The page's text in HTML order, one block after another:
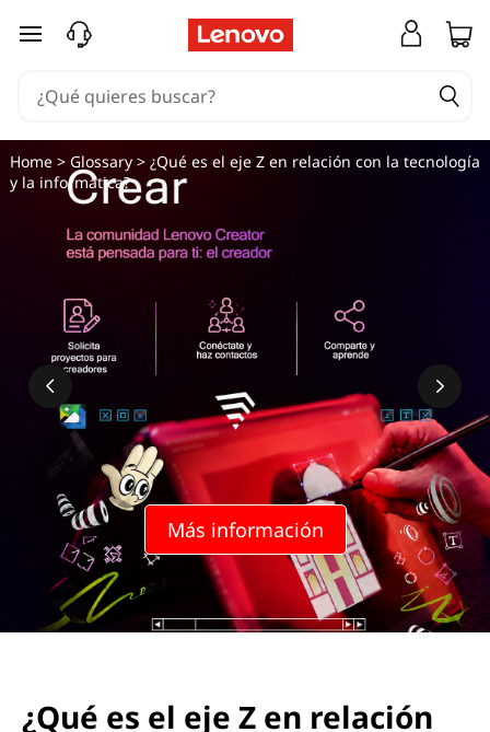
Ir al contenido principal
Más información
Home> Glossary> ¿Qué es el eje Z en relación con la tecnología
y la informática?
¿Qué es el eje Z en relación